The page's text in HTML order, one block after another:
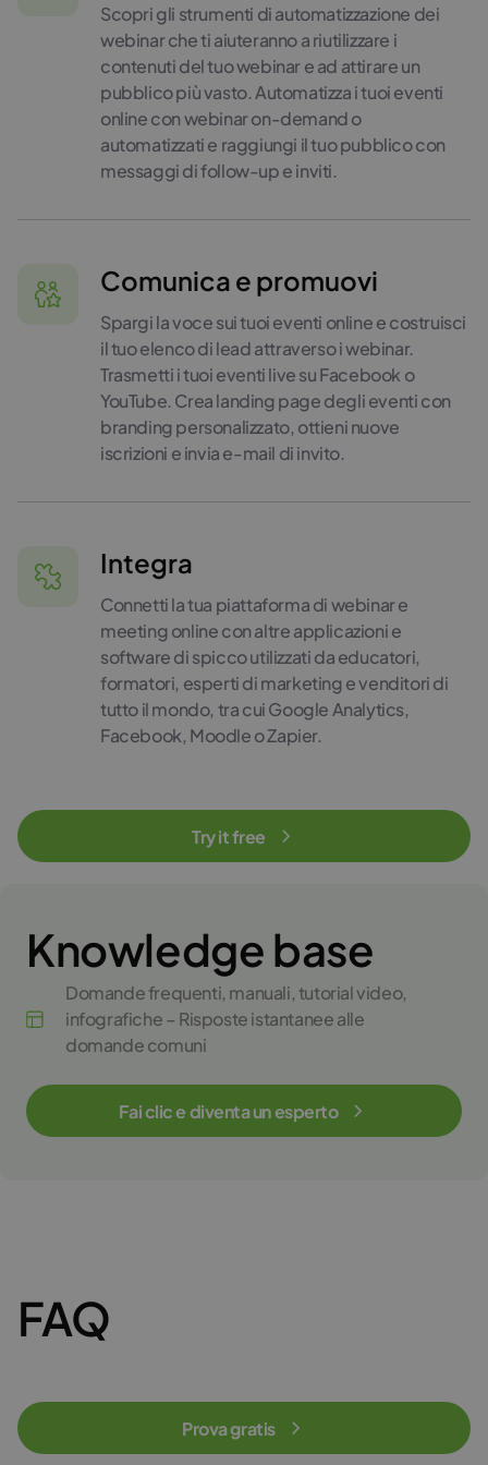
Scopri gli strumenti di automatizzazione dei
webinar che ti aiuteranno a riutilizzare i
contenuti del tuo webinar e ad attirare un
pubblico più vasto. Automatizza i tuoi eventi
online con webinar on-demand o
automatizzati e raggiungi il tuo pubblico con
messaggi di follow-up e inviti.
Comunica e promuovi
Spargi la voce sui tuoi eventi online e costruisci
il tuo elenco di lead attraverso i webinar.
Trasmetti i tuoi eventi live su Facebook o
YouTube. Crea landing page degli eventi con
branding personalizzato, ottieni nuove
iscrizioni e invia e-mail di invito.
Integra
Connetti la tua piattaforma di webinar e
meeting online con altre applicazioni e
software di spicco utilizzati da educatori,
formatori, esperti di marketing e venditori di
tutto il mondo, tra cui Google Analytics,
Facebook, Moodle o Zapier.
Try it free
Knowledge base
Domande frequenti, manuali, tutorial video,
infografiche – Risposte istantanee alle
domande comuni
Fai clic e diventa un esperto
FAQ
Prova gratis